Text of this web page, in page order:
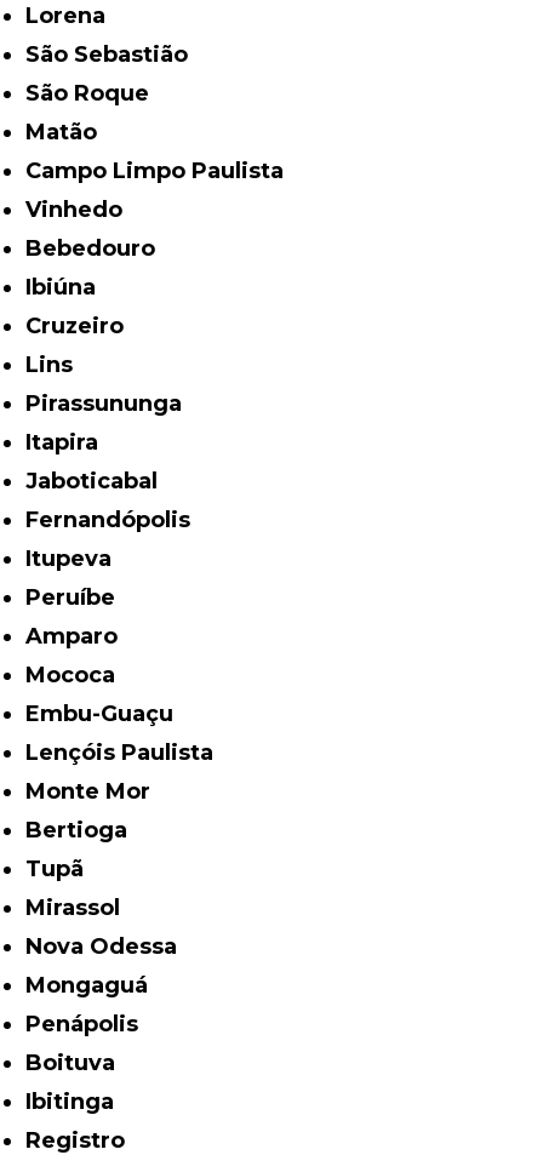
Lorena
São Sebastião
São Roque
Matão
Campo Limpo Paulista
Vinhedo
Bebedouro
Ibiúna
Cruzeiro
Lins
Pirassununga
Itapira
Jaboticabal
Fernandópolis
Itupeva
Peruíbe
Amparo
Mococa
Embu-Guaçu
Lençóis Paulista
Monte Mor
Bertioga
Tupã
Mirassol
Nova Odessa
Mongaguá
Penápolis
Boituva
Ibitinga
Registro